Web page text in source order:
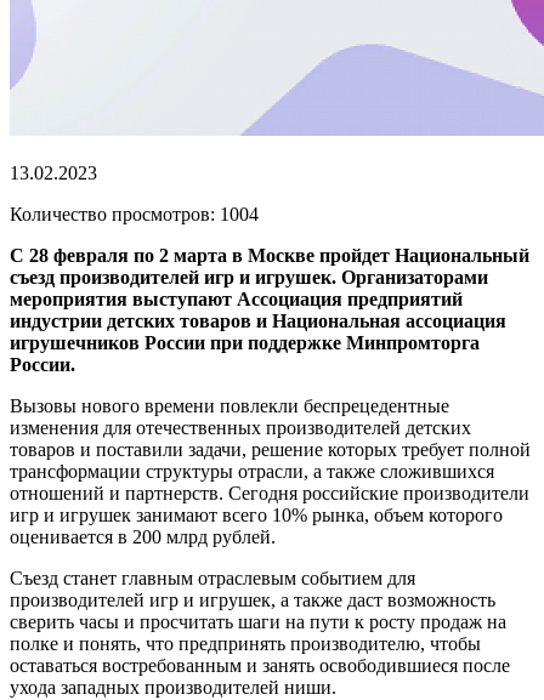
13.02.2023
Количество просмотров: 1004
С 28 февраля по 2 марта в Москве пройдет Национальный
съезд производителей игр и игрушек. Организаторами
мероприятия выступают Ассоциация предприятий
индустрии детских товаров и Национальная ассоциация
игрушечников России при поддержке Минпромторга
России.
Вызовы нового времени повлекли беспрецедентные
изменения для отечественных производителей детских
товаров и поставили задачи, решение которых требует полной
трансформации структуры отрасли, а также сложившихся
отношений и партнерств. Сегодня российские производители
игр и игрушек занимают всего 10% рынка, объем которого
оценивается в 200 млрд рублей.
Съезд станет главным отраслевым событием для
производителей игр и игрушек, а также даст возможность
сверить часы и просчитать шаги на пути к росту продаж на
полке и понять, что предпринять производителю, чтобы
оставаться востребованным и занять освободившиеся после
ухода западных производителей ниши.